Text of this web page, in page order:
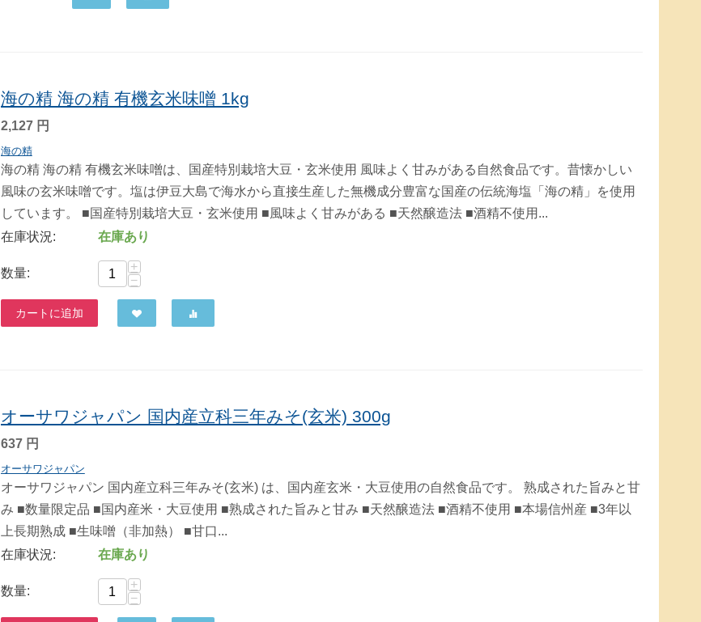
海の精 海の精 有機玄米味噌 1kg
2,127 円
海の精
海の精 海の精 有機玄米味噌は、国産特別栽培大豆・玄米使用 風味よく甘みがある自然食品です。昔懐かしい
風味の玄米味噌です。塩は伊豆大島で海水から直接生産した無機成分豊富な国産の伝統海塩「海の精」を使用
しています。 ■国産特別栽培大豆・玄米使用 ■風味よく甘みがある ■天然醸造法 ■酒精不使用...
在庫状況:
在庫あり
数量:
+
−
カートに追加
オーサワジャパン 国内産立科三年みそ(玄米) 300g
637 円
オーサワジャパン
オーサワジャパン 国内産立科三年みそ(玄米) は、国内産玄米・大豆使用の自然食品です。 熟成された旨みと甘
み ■数量限定品 ■国内産米・大豆使用 ■熟成された旨みと甘み ■天然醸造法 ■酒精不使用 ■本場信州産 ■3年以
上長期熟成 ■生味噌（非加熱） ■甘口...
在庫状況:
在庫あり
数量:
+
−